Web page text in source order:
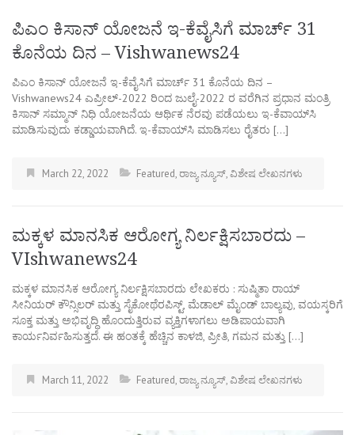
ಪಿಎಂ ಕಿಸಾನ್ ಯೋಜನೆ ಇ-ಕೆವೈಸಿಗೆ ಮಾರ್ಚ್ 31
ಕೊನೆಯ ದಿನ – Vishwanews24
ಪಿಎಂ ಕಿಸಾನ್ ಯೋಜನೆ ಇ-ಕೆವೈಸಿಗೆ ಮಾರ್ಚ್ 31 ಕೊನೆಯ ದಿನ –
Vishwanews24 ಎಪ್ರೀಲ್-2022 ರಿಂದ ಜುಲೈ-2022 ರ ವರೆಗಿನ ಪ್ರಧಾನ ಮಂತ್ರಿ
ಕಿಸಾನ್ ಸಮ್ಮಾನ್ ನಿಧಿ ಯೋಜನೆಯ ಆರ್ಥಿಕ ನೆರವು ಪಡೆಯಲು ಇ-ಕೆವಾಯ್‍ಸಿ
ಮಾಡಿಸುವುದು ಕಡ್ಡಾಯವಾಗಿದೆ. ಇ-ಕೆವಾಯ್‍ಸಿ ಮಾಡಿಸಲು ರೈತರು […]
March 22, 2022 Featured,ರಾಜ್ಯ ನ್ಯೂಸ್,ವಿಶೇಷ ಲೇಖನಗಳು
ಮಕ್ಕಳ ಮಾನಸಿಕ ಆರೋಗ್ಯ ನಿರ್ಲಕ್ಷಿಸಬಾರದು –
VIshwanews24
ಮಕ್ಕಳ ಮಾನಸಿಕ ಆರೋಗ್ಯ ನಿರ್ಲಕ್ಷಿಸಬಾರದು ಲೇಖಕರು : ಸುಷ್ಮಿತಾ ರಾಯ್
ಸೀನಿಯರ್ ಕೌನ್ಸಿಲರ್ ಮತ್ತು ಸೈಕೋಥೆರಪಿಸ್ಟ್, ಮೆಡಾಲ್ ಮೈಂಡ್ ಬಾಲ್ಯವು, ವಯಸ್ಕರಿಗೆ
ಸೂಕ್ತ ಮತ್ತು ಅಭಿವೃದ್ಧಿ ಹೊಂದುತ್ತಿರುವ ವ್ಯಕ್ತಿಗಳಾಗಲು ಅಡಿಪಾಯವಾಗಿ
ಕಾರ್ಯನಿರ್ವಹಿಸುತ್ತದೆ. ಈ ಹಂತಕ್ಕೆ ಹೆಚ್ಚಿನ ಕಾಳಜಿ, ಪ್ರೀತಿ, ಗಮನ ಮತ್ತು […]
March 11, 2022 Featured,ರಾಜ್ಯ ನ್ಯೂಸ್,ವಿಶೇಷ ಲೇಖನಗಳು